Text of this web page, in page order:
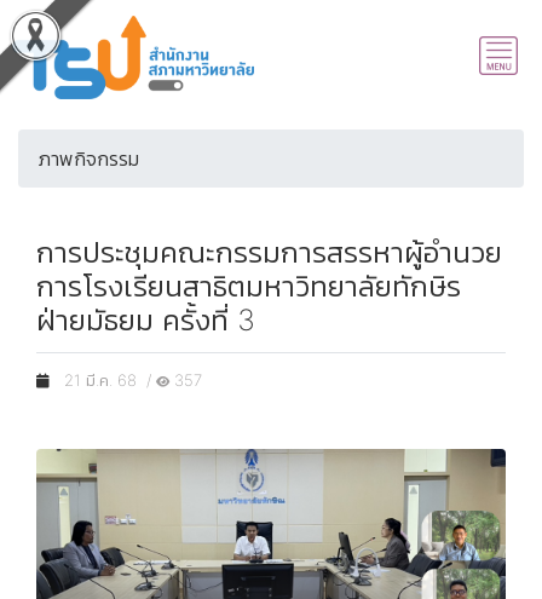
ภาพกิจกรรม
การประชุมคณะกรรมการสรรหาผู้อำนวย
การโรงเรียนสาธิตมหาวิทยาลัยทักษิร
ฝ่ายมัธยม ครั้งที่ 3
21 มี.ค. 68 / 357